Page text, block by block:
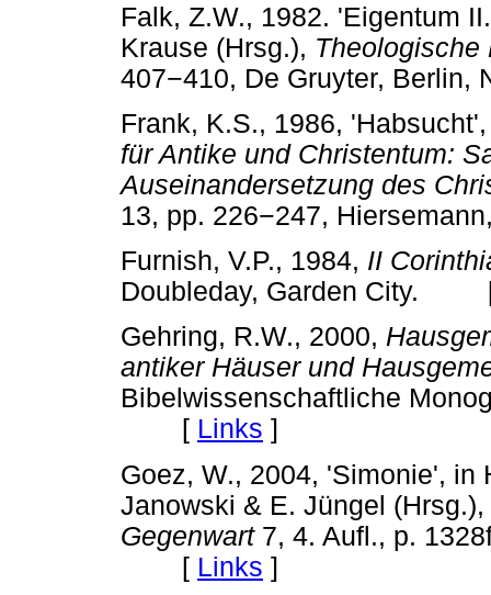
Falk, Z.W., 1982. 'Eigentum
Krause (Hrsg.), Theologische
407−410, De Gruyter,
Frank, K.S., 1986,
für Antike und Christentum:
Auseinandersetzung des
13, pp. 226−247,
Furnish, V.P., 1984, II
Doubleday, Garden City.
Gehring, R.W., 2000,
antiker Häuser und
Bibelwissenschaftliche
[ Links ]
Goez, W., 2004, 'Simonie', in
Janowski & E. Jüngel (Hrsg.),
Gegenwart7, 4. Aufl., p.
[ Links ]